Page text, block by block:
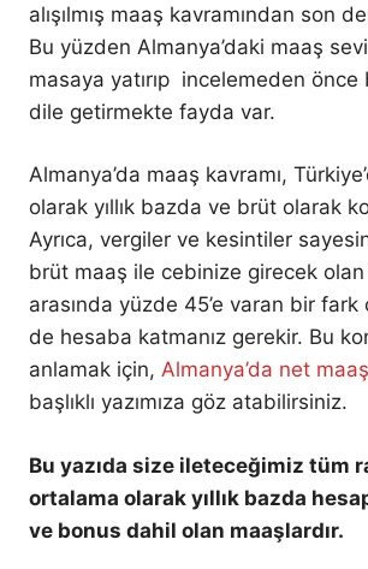
alışılmış maaş kavramından son
Bu yüzden Almanya’daki maaş
masaya yatırıp incelemeden önce
dile getirmekte fayda var.
Almanya’da maaş kavramı,
olarak yıllık bazda ve brüt olarak
Ayrıca, vergiler ve kesintiler
brüt maaş ile cebinize girecek
arasında yüzde 45’e varan bir
de hesaba katmanız gerekir. Bu
anlamak için, Almanya’da net
başlıklı yazımıza göz atabilirsiniz.
Bu yazıda size ileteceğimiz tüm
ortalama olarak yıllık bazda
ve bonus dahil olan maaşlardır.